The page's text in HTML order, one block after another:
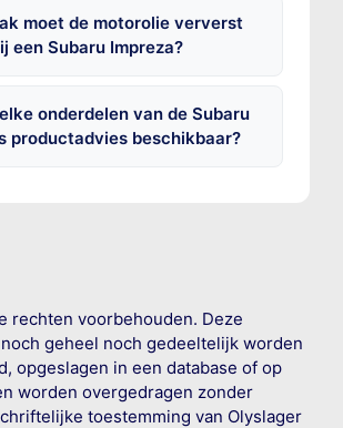
moet de motorolie ververst
een Subaru Impreza?
onderdelen van de Subaru
productadvies beschikbaar?
rechten voorbehouden. Deze
geheel noch gedeeltelijk worden
opgeslagen in een database of op
worden overgedragen zonder
toestemming van Olyslager